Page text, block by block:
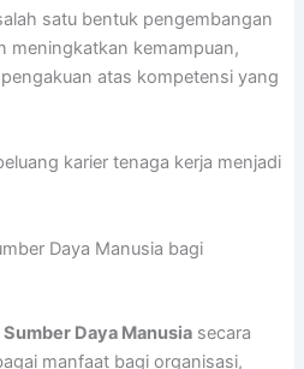
satu bentuk pengembangan
meningkatkan kemampuan,
atas kompetensi yang
karier tenaga kerja menjadi
Daya Manusia bagi
Daya Manusiasecara
manfaat bagi organisasi,